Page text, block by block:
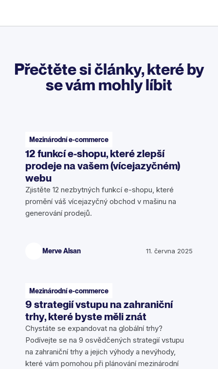
Přečtěte si články, které by
se vám mohly líbit
Mezinárodní e-commerce
12 funkcí e-shopu, které zlepší
prodeje na vašem (vícejazyčném)
webu
Zjistěte 12 nezbytných funkcí e-shopu, které
promění váš vícejazyčný obchod v mašinu na
generování prodejů.
Merve Alsan 11. června 2025
Mezinárodní e-commerce
9 strategií vstupu na zahraniční
trhy, které byste měli znát
Chystáte se expandovat na globální trhy?
Podívejte se na 9 osvědčených strategií vstupu
na zahraniční trhy a jejich výhody a nevýhody,
které vám pomohou při plánování mezinárodní